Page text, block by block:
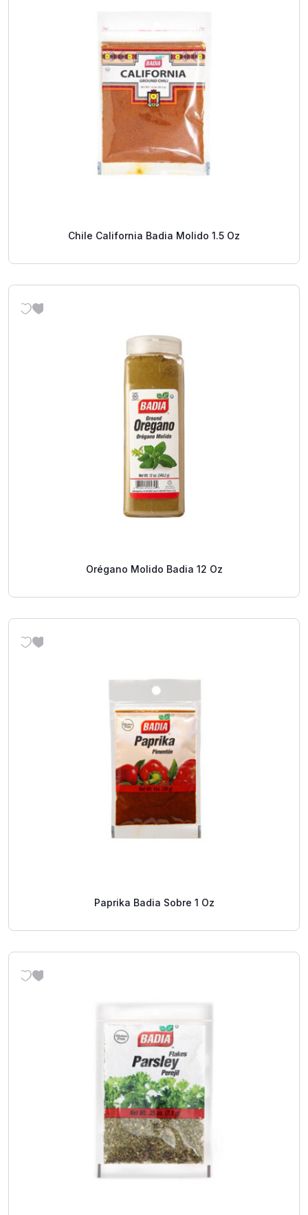
Chile California Badia Molido 1.5 Oz
Orégano Molido Badia 12 Oz
Paprika Badia Sobre 1 Oz